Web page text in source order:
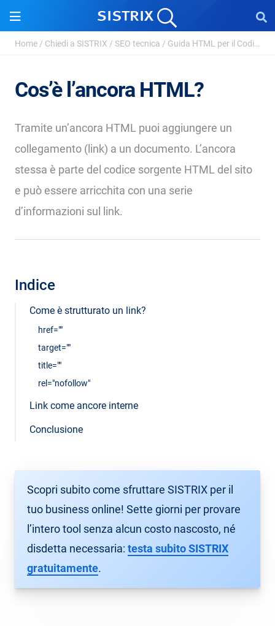
Home / Chiedi a SISTRIX / SEO tecnica / Guida HTML per il Coding SEO
Cos’è l’ancora HTML?
Tramite un’ancora HTML puoi aggiungere un
collegamento (link) a un documento. L’ancora
stessa è parte del codice sorgente HTML del sito
e può essere arricchita con una serie
d’informazioni sul link.
Indice
Come è strutturato un link?
href=""
target=""
title=""
rel="nofollow"
Link come ancore interne
Conclusione
Scopri subito come sfruttare SISTRIX per il
tuo business online! Sette giorni per provare
l’intero tool senza alcun costo nascosto, né
disdetta necessaria: testa subito SISTRIX
gratuitamente.